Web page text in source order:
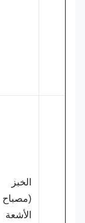
(مصباح
الأشعة